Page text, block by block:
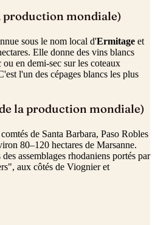
production mondiale)
sous le nom local d'Ermitage et
Elle donne des vins blancs
en demi-sec sur les coteaux
l'un des cépages blancs les plus
la production mondiale)
de Santa Barbara, Paso Robles
80–120 hectares de Marsanne.
assemblages rhodaniens portés par
aux côtés de Viognier et